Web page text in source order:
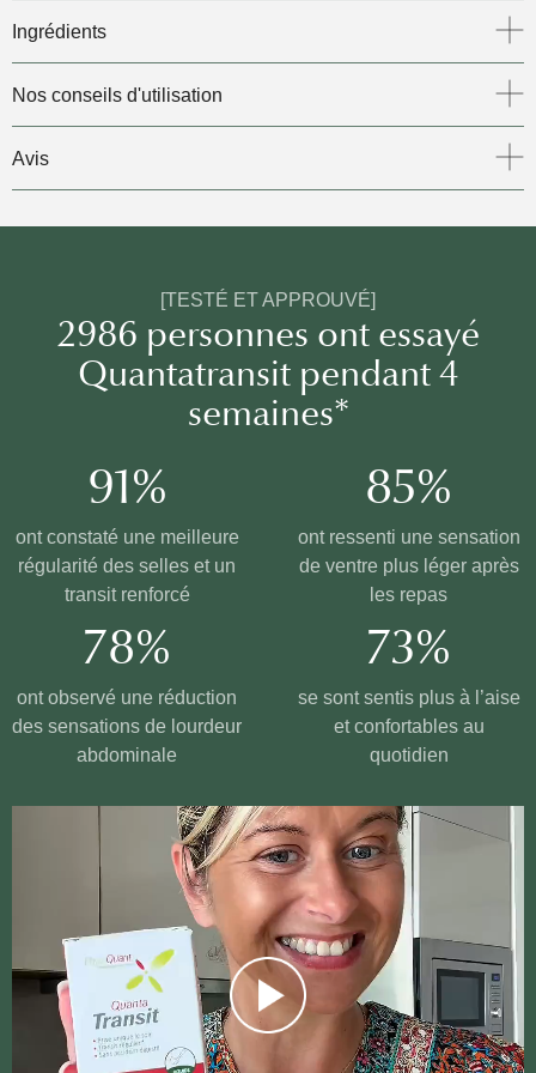
Ingrédients
Nos conseils d'utilisation
Avis
[TESTÉ ET APPROUVÉ]
2986 personnes ont essayé
Quantatransit pendant 4
semaines*
91%
ont constaté une meilleure
régularité des selles et un
transit renforcé
85%
ont ressenti une sensation
de ventre plus léger après
les repas
78%
ont observé une réduction
des sensations de lourdeur
abdominale
73%
se sont sentis plus à l’aise
et confortables au
quotidien